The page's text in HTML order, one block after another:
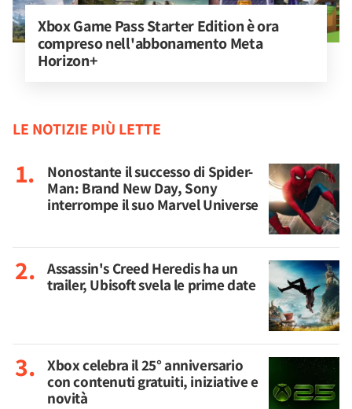
Xbox Game Pass Starter Edition è ora
compreso nell'abbonamento Meta
Horizon+
LE NOTIZIE PIÙ LETTE
Nonostante il successo di Spider-
Man: Brand New Day, Sony
interrompe il suo Marvel Universe
Assassin's Creed Heredis ha un
trailer, Ubisoft svela le prime date
Xbox celebra il 25° anniversario
con contenuti gratuiti, iniziative e
novità